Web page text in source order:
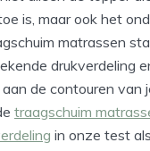
is, maar ook het
matrassen
drukverdeling
de contouren van
traagschuim
in onze test